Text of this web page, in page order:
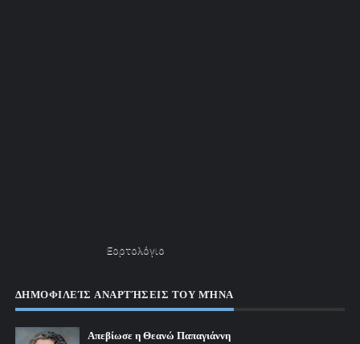
Εορτολόγιο
ΔΗΜΟΦΙΛΕΊΣ ΑΝΑΡΤΉΣΕΙΣ ΤΟΥ ΜΉΝΑ
Απεβίωσε η Θεανώ Παπαγιάννη